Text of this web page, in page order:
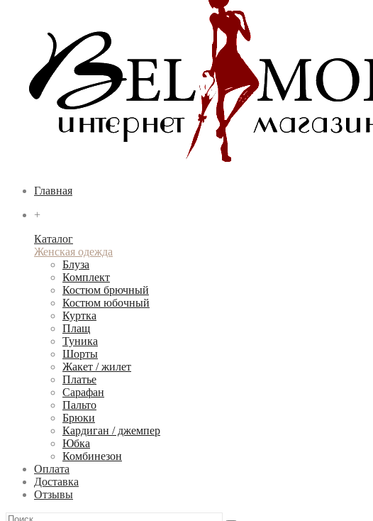
Главная
+
Каталог
Женская одежда
Блуза
Комплект
Костюм брючный
Костюм юбочный
Куртка
Плащ
Туника
Шорты
Жакет / жилет
Платье
Сарафан
Пальто
Брюки
Кардиган / джемпер
Юбка
Комбинезон
Оплата
Доставка
Отзывы